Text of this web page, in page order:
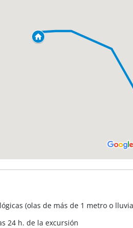
(olas de más de 1 metro o
24 h. de la excursión